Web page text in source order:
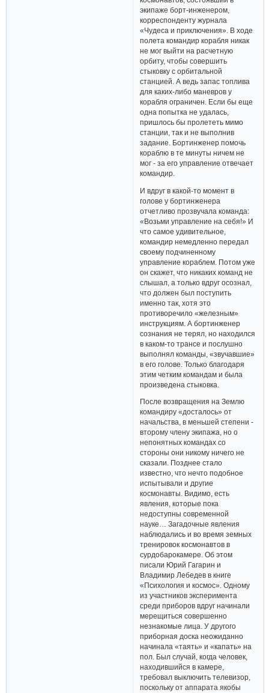
экипаже борт-инженером,
корреспонденту журнала
«Чудеса и приключения». В ходе
полета командир корабля никак
не мог выйти на расчетную
орбиту, чтобы совершить
стыковку с орбитальной
станцией. А ведь запас топлива
для каких-либо маневров у
корабля ограничен. Если бы еще
одна попытка не удалась,
пришлось бы пролететь мимо
станции, так и не выполнив
задание. Бортинженер помочь
кораблю в те минуты ничем не
мог - за его управление отвечает
командир.
И вдруг в какой-то момент в
голове у бортинженера
отчетливо прозвучала команда:
«Возьми управление на себя!» И
что самое удивительное,
командир немедленно передал
своему подчиненному
управление кораблем. Потом уже
он скажет, что никаких команд не
слышал, а только вдруг осознал,
что должен был поступить
именно так, хотя это
противоречило «железным»
инструкциям. А бортинженер
сознания не терял, но находился
в каком-то трансе и послушно
выполнял команды, «звучавшие»
в его голове. Только благодаря
этим четким командам и была
произведена стыковка.
После возвращения на Землю
командиру «досталось» от
начальства, в меньшей степени -
второму члену экипажа, но о
непонятных командах со
стороны они никому ничего не
сказали. Позднее стало
известно, что нечто подобное
испытывали и другие
космонавты. Видимо, есть
явления, которые пока
недоступны современной
науке… Загадочные явления
наблюдались и во время земных
тренировок космонавтов в
сурдобарокамере. Об этом
писали Юрий Гагарин и
Владимир Лебедев в книге
«Психология и космос». Одному
из участников эксперимента
среди приборов вдруг начинали
мерещиться совершенно
незнакомые лица. У другого
приборная доска неожиданно
начинала «таять» и «капать» на
пол. Был случай, когда человек,
находившийся в камере,
требовал выключить телевизор,
поскольку от аппарата якобы